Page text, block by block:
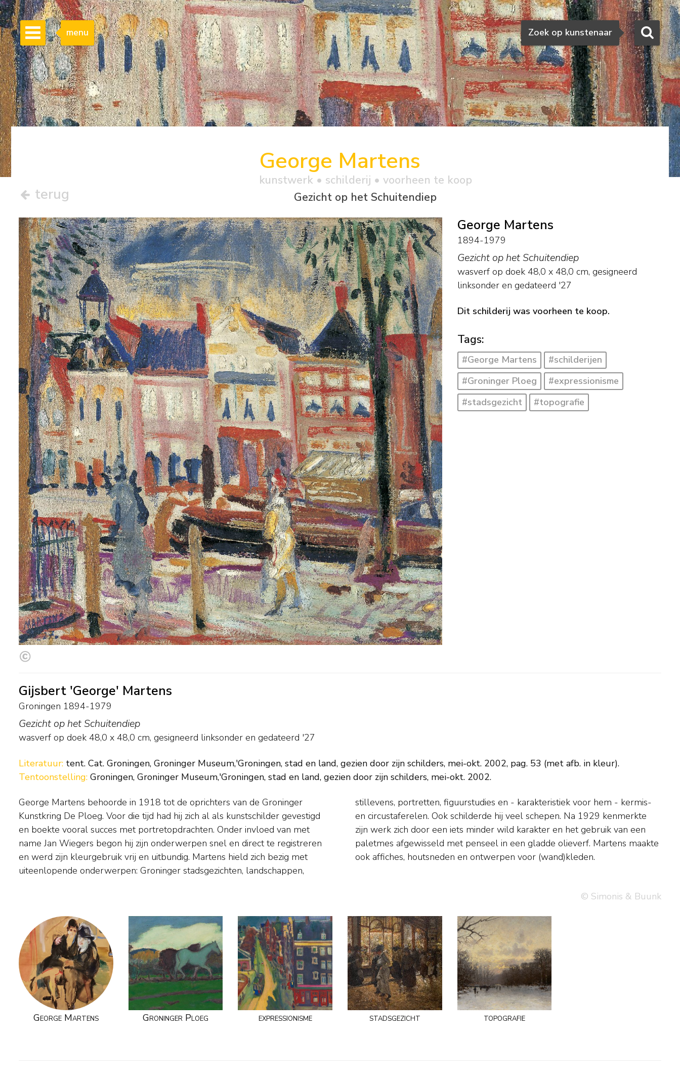
Zoeken
Zoek op kunstenaar
menu
terug
George Martens
kunstwerk • schilderij • voorheen te koop
Gezicht op het Schuitendiep
George Martens
1894-1979
Gezicht op het Schuitendiep
wasverf op doek 48,0 x 48,0 cm, gesigneerd
linksonder en gedateerd '27
Dit schilderij was voorheen te koop.
Tags:
#George Martens
#schilderijen
#Groninger Ploeg
#expressionisme
#stadsgezicht
#topografie
Gijsbert 'George' Martens
Groningen 1894-1979
Gezicht op het Schuitendiep
wasverf op doek 48,0 x 48,0 cm, gesigneerd linksonder en gedateerd '27
Literatuur: tent. Cat. Groningen, Groninger Museum,'Groningen, stad en land, gezien door zijn schilders, mei-okt. 2002, pag. 53 (met afb. in kleur).
Tentoonstelling: Groningen, Groninger Museum,'Groningen, stad en land, gezien door zijn schilders, mei-okt. 2002.
George Martens behoorde in 1918 tot de oprichters van de Groninger
Kunstkring De Ploeg. Voor die tijd had hij zich al als kunstschilder gevestigd
en boekte vooral succes met portretopdrachten. Onder invloed van met
name Jan Wiegers begon hij zijn onderwerpen snel en direct te registreren
en werd zijn kleurgebruik vrij en uitbundig. Martens hield zich bezig met
uiteenlopende onderwerpen: Groninger stadsgezichten, landschappen,
stillevens, portretten, figuurstudies en - karakteristiek voor hem - kermis-
en circustaferelen. Ook schilderde hij veel schepen. Na 1929 kenmerkte
zijn werk zich door een iets minder wild karakter en het gebruik van een
paletmes afgewisseld met penseel in een gladde olieverf. Martens maakte
ook affiches, houtsneden en ontwerpen voor (wand)kleden.
© Simonis & Buunk
George Martens Groninger Ploeg expressionisme stadsgezicht topografie